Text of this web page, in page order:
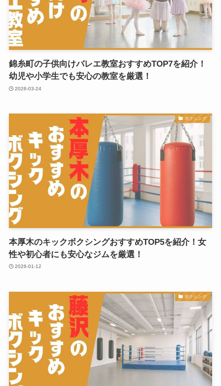
錦糸町の子供向けバレエ教室おすすめTOP7を紹介！
幼児や小学生でも安心の教室を厳選！
2026-03-24
ボクシング
本厚木のキックボクシングおすすめTOP5を紹介！女
性や初心者にも安心なジムを厳選！
2026-01-12
ボクシング